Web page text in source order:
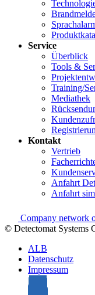
Service
Überblick
Tools &
Training/
Mediathek
Kontakt
Vertrieb
Anfahrt
Anfahrt
Company network
© Detectomat Systems
ALB
Datenschutz
Impressum